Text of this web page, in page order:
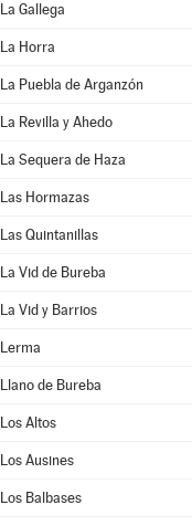
La Gallega
La Horra
La Puebla de Arganzón
La Revilla y Ahedo
La Sequera de Haza
Las Hormazas
Las Quintanillas
La Vid de Bureba
La Vid y Barrios
Lerma
Llano de Bureba
Los Altos
Los Ausines
Los Balbases